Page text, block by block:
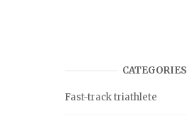
CATEGORIES
Fast-track triathlete